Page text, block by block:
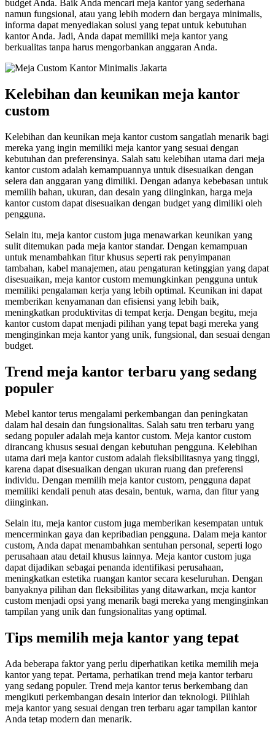
budget Anda. Baik Anda mencari meja kantor yang sederhana
namun fungsional, atau yang lebih modern dan bergaya minimalis,
informa dapat menyediakan solusi yang tepat untuk kebutuhan
kantor Anda. Jadi, Anda dapat memiliki meja kantor yang
berkualitas tanpa harus mengorbankan anggaran Anda.
Kelebihan dan keunikan meja kantor
custom
Kelebihan dan keunikan meja kantor custom sangatlah menarik bagi
mereka yang ingin memiliki meja kantor yang sesuai dengan
kebutuhan dan preferensinya. Salah satu kelebihan utama dari meja
kantor custom adalah kemampuannya untuk disesuaikan dengan
selera dan anggaran yang dimiliki. Dengan adanya kebebasan untuk
memilih bahan, ukuran, dan desain yang diinginkan, harga meja
kantor custom dapat disesuaikan dengan budget yang dimiliki oleh
pengguna.
Selain itu, meja kantor custom juga menawarkan keunikan yang
sulit ditemukan pada meja kantor standar. Dengan kemampuan
untuk menambahkan fitur khusus seperti rak penyimpanan
tambahan, kabel manajemen, atau pengaturan ketinggian yang dapat
disesuaikan, meja kantor custom memungkinkan pengguna untuk
memiliki pengalaman kerja yang lebih optimal. Keunikan ini dapat
memberikan kenyamanan dan efisiensi yang lebih baik,
meningkatkan produktivitas di tempat kerja. Dengan begitu, meja
kantor custom dapat menjadi pilihan yang tepat bagi mereka yang
menginginkan meja kantor yang unik, fungsional, dan sesuai dengan
budget.
Trend meja kantor terbaru yang sedang
populer
Mebel kantor terus mengalami perkembangan dan peningkatan
dalam hal desain dan fungsionalitas. Salah satu tren terbaru yang
sedang populer adalah meja kantor custom. Meja kantor custom
dirancang khusus sesuai dengan kebutuhan pengguna. Kelebihan
utama dari meja kantor custom adalah fleksibilitasnya yang tinggi,
karena dapat disesuaikan dengan ukuran ruang dan preferensi
individu. Dengan memilih meja kantor custom, pengguna dapat
memiliki kendali penuh atas desain, bentuk, warna, dan fitur yang
diinginkan.
Selain itu, meja kantor custom juga memberikan kesempatan untuk
mencerminkan gaya dan kepribadian pengguna. Dalam meja kantor
custom, Anda dapat menambahkan sentuhan personal, seperti logo
perusahaan atau detail khusus lainnya. Meja kantor custom juga
dapat dijadikan sebagai penanda identifikasi perusahaan,
meningkatkan estetika ruangan kantor secara keseluruhan. Dengan
banyaknya pilihan dan fleksibilitas yang ditawarkan, meja kantor
custom menjadi opsi yang menarik bagi mereka yang menginginkan
tampilan yang unik dan fungsionalitas yang optimal.
Tips memilih meja kantor yang tepat
Ada beberapa faktor yang perlu diperhatikan ketika memilih meja
kantor yang tepat. Pertama, perhatikan trend meja kantor terbaru
yang sedang populer. Trend meja kantor terus berkembang dan
mengikuti perkembangan desain interior dan teknologi. Pilihlah
meja kantor yang sesuai dengan tren terbaru agar tampilan kantor
Anda tetap modern dan menarik.